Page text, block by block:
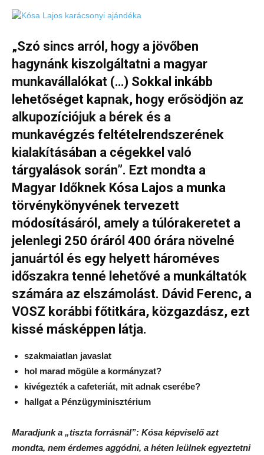
„Szó sincs arról, hogy a jövőben
hagynánk kiszolgáltatni a magyar
munkavállalókat (…) Sokkal inkább
lehetőséget kapnak, hogy erősödjön az
alkupozíciójuk a bérek és a
munkavégzés feltételrendszerének
kialakításában a cégekkel való
tárgyalások során”. Ezt mondta a
Magyar Időknek Kósa Lajos a munka
törvénykönyvének tervezett
módosításáról, amely a túlórakeretet a
jelenlegi 250 óráról 400 órára növelné
januártól és egy helyett hároméves
időszakra tenné lehetővé a munkáltatók
számára az elszámolást. Dávid Ferenc, a
VOSZ korábbi főtitkára, közgazdász, ezt
kissé másképpen látja.
szakmaiatlan javaslat
hol marad mögüle a kormányzat?
kivégezték a cafeteriát, mit adnak cserébe?
hallgat a Pénzügyminisztérium
Maradjunk a „tiszta forrásnál”: Kósa képviselő azt
mondta, nem érdemes aggódni, a héten leülnek egyeztetni